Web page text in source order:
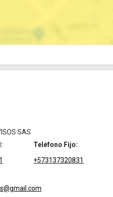
SAS
Teléfono Fijo:
+573137320831